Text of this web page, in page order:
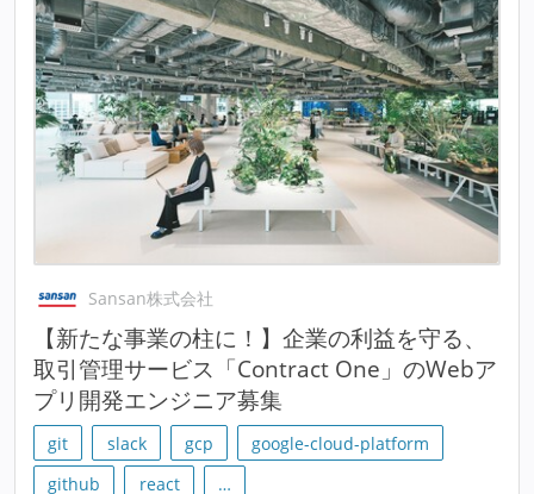
Sansan株式会社
【新たな事業の柱に！】企業の利益を守る、
取引管理サービス「Contract One」のWebア
プリ開発エンジニア募集
git slack gcp
google-cloud-platform
github
react …